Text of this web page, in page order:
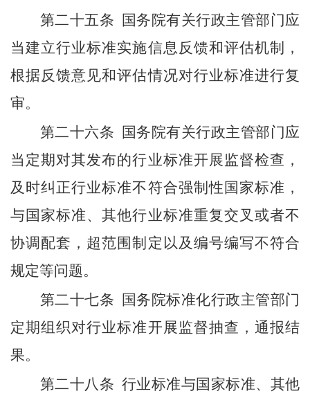
第二十五条
国务院有关行政主管部门应
当建立行业标准实施信息反馈和评估机制，
根据反馈意见和评估情况对行业标准进行复
审。
第二十六条
国务院有关行政主管部门应
当定期对其发布的行业标准开展监督检查，
及时纠正行业标准不符合强制性国家标准，
与国家标准、其他行业标准重复交叉或者不
协调配套，超范围制定以及编号编写不符合
规定等问题。
第二十七条
国务院标准化行政主管部门
定期组织对行业标准开展监督抽查，通报结
果。
第二十八条 行业标准与国家标准、其他